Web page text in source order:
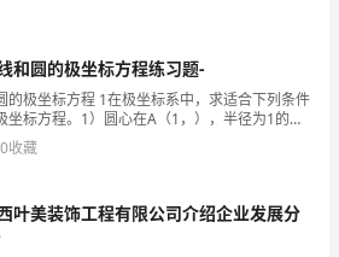
和圆的极坐标方程练习题-
的极坐标方程 1在极坐标系中，求适合下列条件
坐标方程。1）圆心在A（1，），半径为1的
心在A（3,）,半径为3的圆。2求满足下列条件
方程：1)求经过点A(a,0)
0收藏
叶美装饰工程有限公司介绍企业发展分